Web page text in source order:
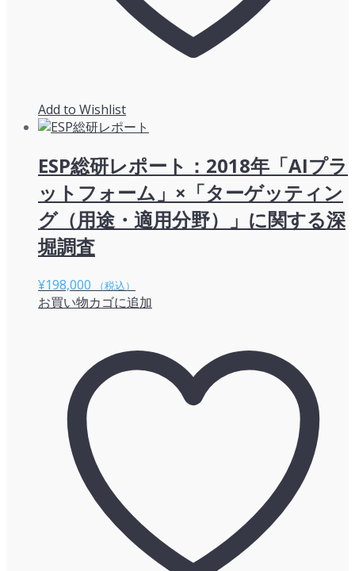
Add to Wishlist
ESP総研レポート：2018年「AIプラ
ットフォーム」×「ターゲッティン
グ（用途・適用分野）」に関する深
堀調査
¥198,000 （税込）
お買い物カゴに追加